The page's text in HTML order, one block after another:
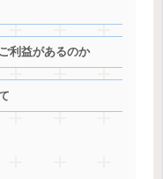
利益があるのか